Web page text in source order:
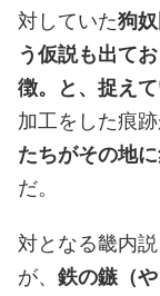
対していた狗
う仮説も出て
徴。と、捉えて
加工をした痕
たちがその地
だ。
対となる畿内
が、 鉄の鏃（